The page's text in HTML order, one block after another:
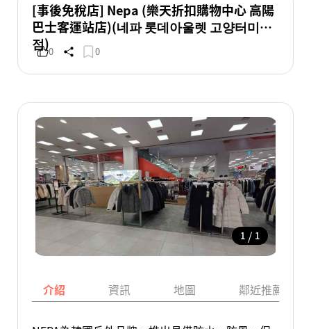
[事後免稅店] Nepa (樂天折扣購物中心 高陽
巴士客運站店)(네파 롯데아울렛 고양터미널
점)0 0
1 / 1
介紹 資訊 地圖 鄰近推薦景點